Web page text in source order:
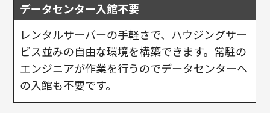
データセンター入館不要
レンタルサーバーの手軽さで、ハウジングサー
ビス並みの自由な環境を構築できます。常駐の
エンジニアが作業を行うのでデータセンターへ
の入館も不要です。